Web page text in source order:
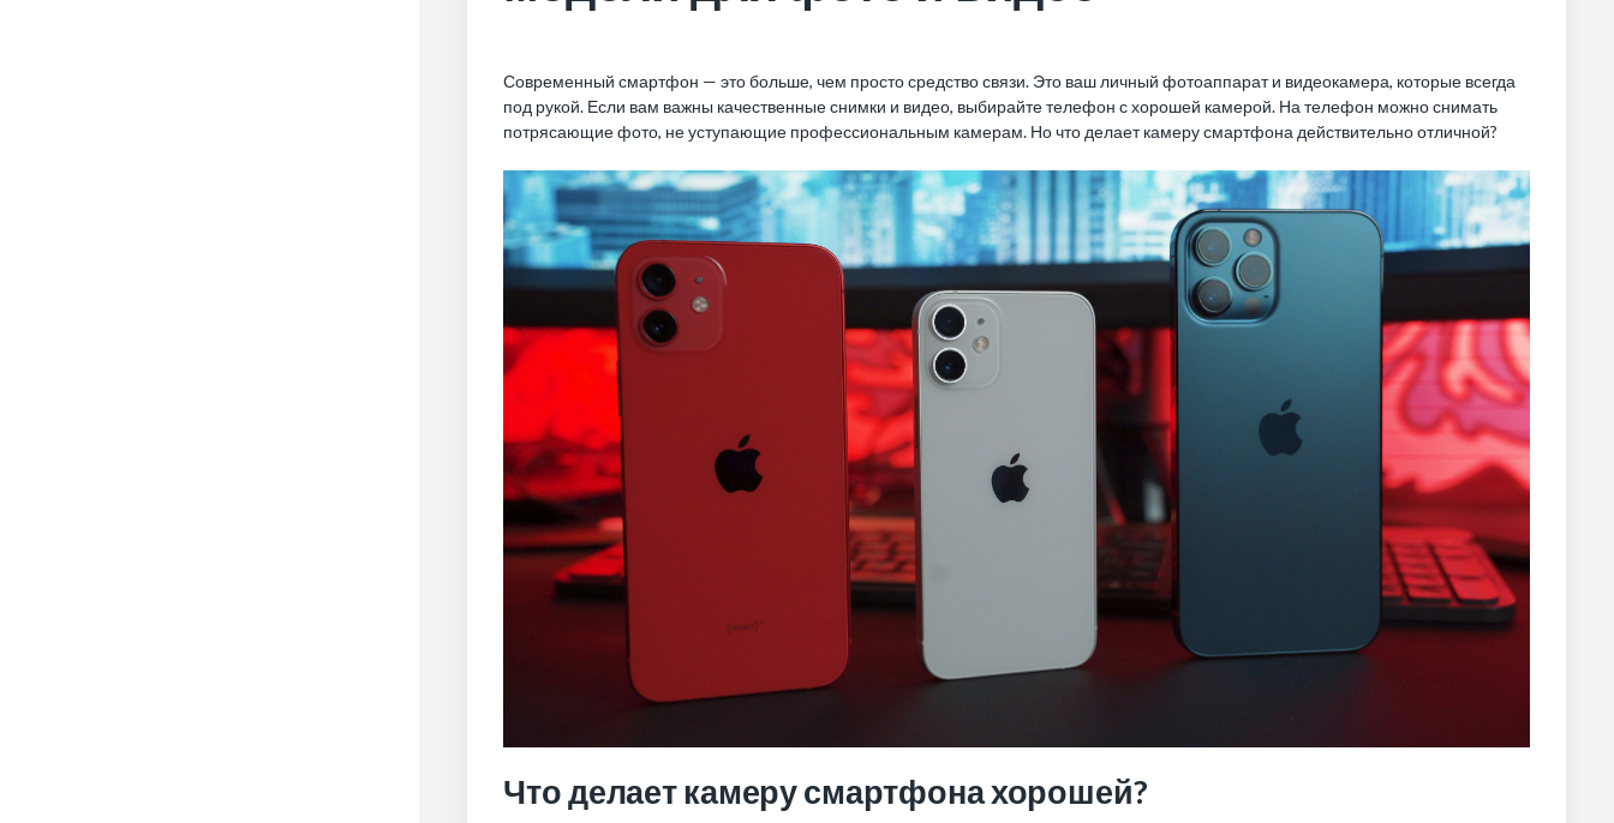
Современный смартфон — это больше, чем просто средство связи. Это ваш личный фотоаппарат и видеокамера, которые всегда
под рукой. Если вам важны качественные снимки и видео, выбирайте телефон с хорошей камерой. На телефон можно снимать
потрясающие фото, не уступающие профессиональным камерам. Но что делает камеру смартфона действительно отличной?
Что делает камеру смартфона хорошей?